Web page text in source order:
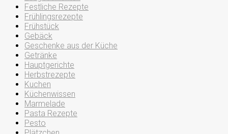
Festliche Rezepte
Frühlingsrezepte
Frühstück
Gebäck
Geschenke aus der Küche
Getränke
Hauptgerichte
Herbstrezepte
Kuchen
Küchenwissen
Marmelade
Pasta Rezepte
Pesto